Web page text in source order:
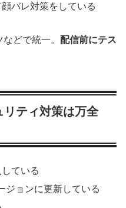
バレ対策をしている
どで統一。 配信前にテス
ティ対策は万全
ている
ジョンに更新している